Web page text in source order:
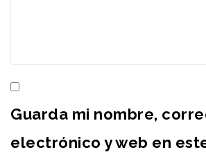
Guarda mi nombre,
electrónico y web en